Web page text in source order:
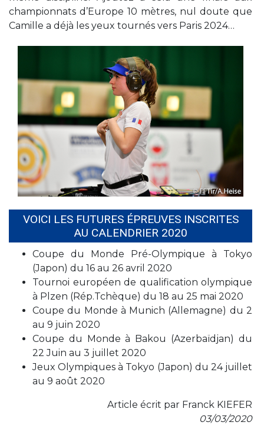
championnats d’Europe 10 mètres, nul doute que
Camille a déjà les yeux tournés vers Paris 2024…
VOICI LES FUTURES ÉPREUVES INSCRITES
AU CALENDRIER 2020
Coupe du Monde Pré-Olympique à Tokyo
(Japon) du 16 au 26 avril 2020
Tournoi européen de qualification olympique
à Plzen (Rép.Tchèque) du 18 au 25 mai 2020
Coupe du Monde à Munich (Allemagne) du 2
au 9 juin 2020
Coupe du Monde à Bakou (Azerbaïdjan) du
22 Juin au 3 juillet 2020
Jeux Olympiques à Tokyo (Japon) du 24 juillet
au 9 août 2020
Article écrit par Franck KIEFER
03/03/2020